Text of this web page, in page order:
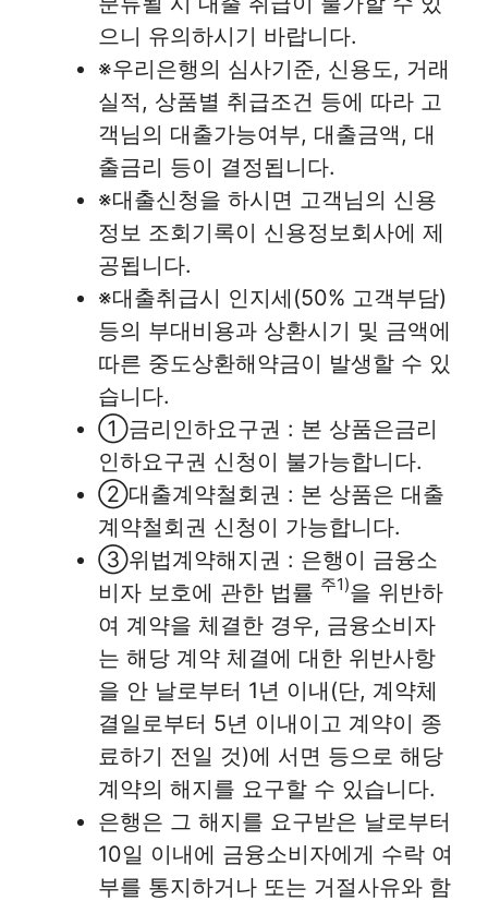
으니 유의하시기 바랍니다.
※우리은행의 심사기준, 신용도, 거래
실적, 상품별 취급조건 등에 따라 고
객님의 대출가능여부, 대출금액, 대
출금리 등이 결정됩니다.
※대출신청을 하시면 고객님의 신용
정보 조회기록이 신용정보회사에 제
공됩니다.
※대출취급시 인지세(50% 고객부담)
등의 부대비용과 상환시기 및 금액에
따른 중도상환해약금이 발생할 수 있
습니다.
①금리인하요구권 : 본 상품은금리
인하요구권 신청이 불가능합니다.
②대출계약철회권 : 본 상품은 대출
계약철회권 신청이 가능합니다.
③위법계약해지권 : 은행이 금융소
비자 보호에 관한 법률 주1)을 위반하
여 계약을 체결한 경우, 금융소비자
는 해당 계약 체결에 대한 위반사항
을 안 날로부터 1년 이내(단, 계약체
결일로부터 5년 이내이고 계약이 종
료하기 전일 것)에 서면 등으로 해당
계약의 해지를 요구할 수 있습니다.
은행은 그 해지를 요구받은 날로부터
10일 이내에 금융소비자에게 수락 여
부를 통지하거나 또는 거절사유와 함